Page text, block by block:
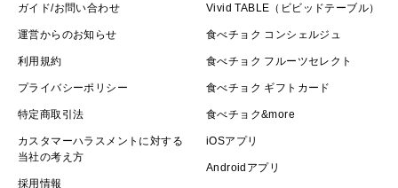
ガイド/お問い合わせ
運営からのお知らせ
利用規約
プライバシーポリシー
特定商取引法
カスタマーハラスメントに対する
当社の考え方
採用情報
Vivid TABLE（ビビッドテーブル）
食べチョク コンシェルジュ
食べチョク フルーツセレクト
食べチョク ギフトカード
食べチョク&more
iOSアプリ
Androidアプリ